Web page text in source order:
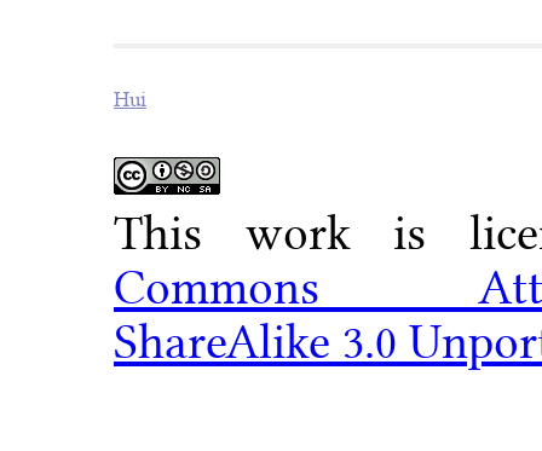
Hui
This work is
Commons
ShareAlike 3.0